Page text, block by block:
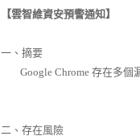
【雲智維資安預警通知】
一、摘要
Google Chrome 存在多個
二、存在風險